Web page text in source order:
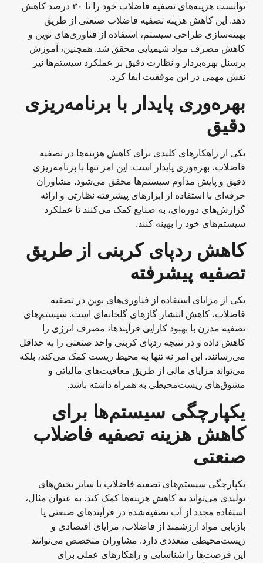
توانست هزینه‌های تصفیه فاضلاب خود را تا ۳۰ درصد کاهش
دهد. این کاهش هزینه‌ تصفیه فاضلاب صنعتی از طریق
بهینه‌سازی طراحی سیستم، استفاده از فناوری‌های نوین و
کاهش مصرف مواد شیمیایی محقق شد. همچنین، آموزش
پرسنل بهره‌بردار و نظارت دقیق بر عملکرد سیستم‌ها نیز
نقش مهمی در این موفقیت ایفا کرد.
بهره‌وری پایدار با برنامه‌ریزی
دقیق
یکی از راهکارهای کلیدی برای کاهش هزینه‌ها در تصفیه
فاضلاب، بهره‌وری پایدار است. این امر تنها با برنامه‌ریزی
دقیق و پایش مداوم سیستم‌ها محقق می‌شود. مشاوران
حرفه‌ای با استفاده از ابزارهای پیشرفته نظارتی و ارائه
گزارش‌های دوره‌ای، به صنایع کمک می‌کنند تا عملکرد
سیستم‌های خود را بهینه کنند.
کاهش ردپای کربنی از طریق
تصفیه پیشرفته
یکی از مزایای استفاده از فناوری‌های نوین در تصفیه
فاضلاب، کاهش انتشار گازهای گلخانه‌ای است. سیستم‌های
تصفیه مدرن با بهبود کارایی فرآیندها، مصرف انرژی را
کاهش داده و در نتیجه ردپای کربنی واحد صنعتی را به حداقل
می‌رسانند. این امر نه تنها به محیط زیست کمک می‌کند، بلکه
می‌تواند مزایای مالی از طریق معافیت‌های مالیاتی و
مشوق‌های زیست‌محیطی به همراه داشته باشد.
یکپارچگی سیستم‌ها برای
کاهش هزینه‌ تصفیه فاضلاب
صنعتی
یکپارچگی سیستم‌های تصفیه فاضلاب با سایر بخش‌های
تولیدی می‌تواند به کاهش هزینه‌ها کمک کند. به عنوان مثال،
استفاده مجدد از آب تصفیه‌شده در فرآیندهای صنعتی یا
بازیابی مواد ارزشمند از فاضلاب، مزایای اقتصادی و
زیست‌محیطی متعددی دارد. مشاوران متخصص می‌توانند
این فرصت‌ها را شناسایی و راهکارهای عملی برای